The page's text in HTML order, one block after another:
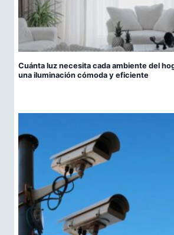
Cuánta luz necesita cada ambiente del
una iluminación cómoda y eficiente